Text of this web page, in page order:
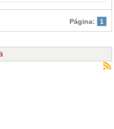
Página: 1